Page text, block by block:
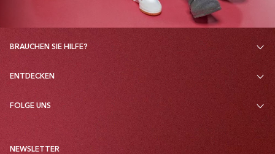
BRAUCHEN SIE HILFE?
ENTDECKEN
FOLGE UNS
NEWSLETTER